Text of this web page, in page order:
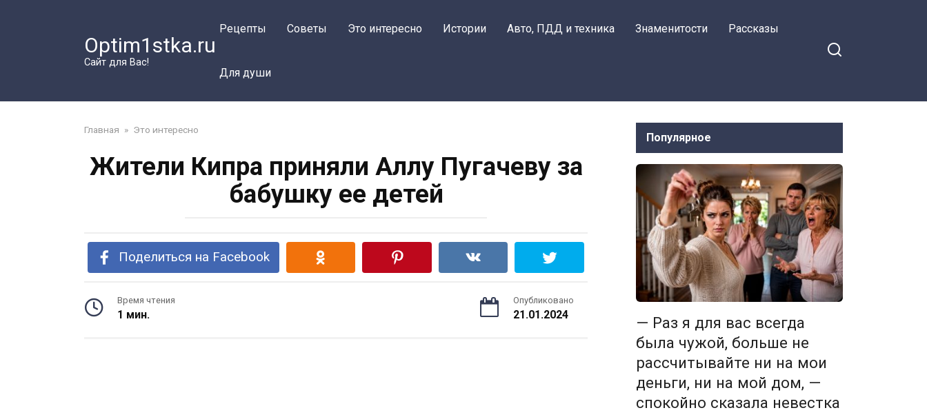
Optim1stka.ru
Сайт для Вас!
Рецепты Советы Это интересно Истории Авто, ПДД и техника Знаменитости Рассказы
Для души
Главная » Это интересно
Жители Кипра приняли Аллу Пугачеву за
бабушку ее детей
Поделиться на Facebook
Время чтения
1 мин.
Опубликовано
21.01.2024
Популярное
— Раз я для вас всегда
была чужой, больше не
рассчитывайте ни на мои
деньги, ни на мой дом, —
спокойно сказала невестка